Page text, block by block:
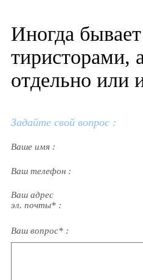
Иногда
тиристорами,
отдельно или
Задайте свой вопрос :
Ваше имя :
Ваш телефон :
Ваш адрес
эл. почты* :
Ваш вопрос* :